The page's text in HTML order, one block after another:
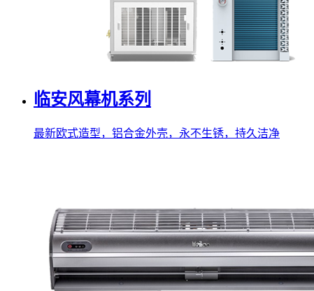
临安风幕机系列
最新欧式造型，铝合金外壳，永不生锈，持久洁净